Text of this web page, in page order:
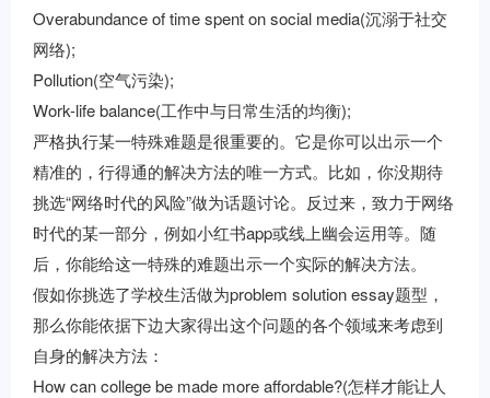
Overabundance of time spent on social media(沉溺于社交
网络);
Pollution(空气污染);
Work-life balance(工作中与日常生活的均衡);
严格执行某一特殊难题是很重要的。它是你可以出示一个
精准的，行得通的解决方法的唯一方式。比如，你没期待
挑选“网络时代的风险”做为话题讨论。反过来，致力于网络
时代的某一部分，例如小红书app或线上幽会运用等。随
后，你能给这一特殊的难题出示一个实际的解决方法。
假如你挑选了学校生活做为problem solution essay题型，
那么你能依据下边大家得出这个问题的各个领域来考虑到
自身的解决方法：
How can college be made more affordable?(怎样才能让人